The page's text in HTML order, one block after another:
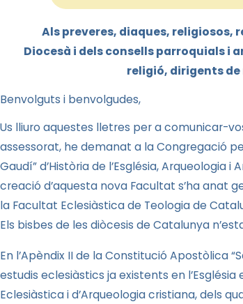
Als preveres, diaques, religiosos,
Diocesà i dels consells parroquials i
religió, dirigents
Benvolguts i benvolgudes,
Us lliuro aquestes lletres per a comunicar-
assessorat, he demanat a la Congregació
Gaudí” d’Història de l’Església, Arqueologia
creació d’aquesta nova Facultat s’ha anat
la Facultat Eclesiàsticade Teologia de
Els bisbes de les diòcesis de Catalunya
En l’Apèndix II de la Constitució Apostòlica
estudis eclesiàstics ja existents en
Eclesiàstica i d’Arqueologia cristiana, dels